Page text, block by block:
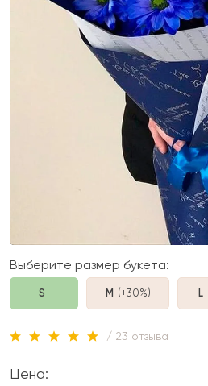
Выберите размер букета:
S M (+30%) L
/ 23 отзыва
Цена: